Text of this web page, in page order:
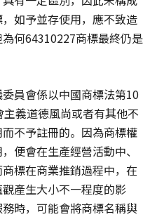
如予並存使用，應不致造
何64310227商標最終仍是
員會係以中國商標法第10
義道德風尚或者有其他不
不予註冊的。因為商標權
便會在生產經營活動中、
標在商業推銷過程中，在
產生大小不一程度的影
時，可能會將商標名稱與